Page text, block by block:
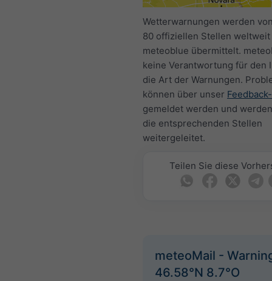
Wetterwarnungen werden
80 offiziellen Stellen weltweit
meteoblue übermittelt.
keine Verantwortung für den
die Art der Warnungen.
können über unser
gemeldet werden und
die entsprechenden Stellen
weitergeleitet.
Teilen Sie diese
meteoMail -
46.58°N 8.7°O